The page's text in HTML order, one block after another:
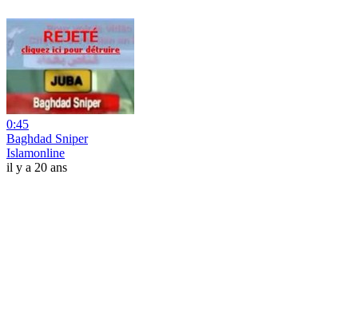
0:45
Baghdad Sniper
Islamonline
il y a 20 ans